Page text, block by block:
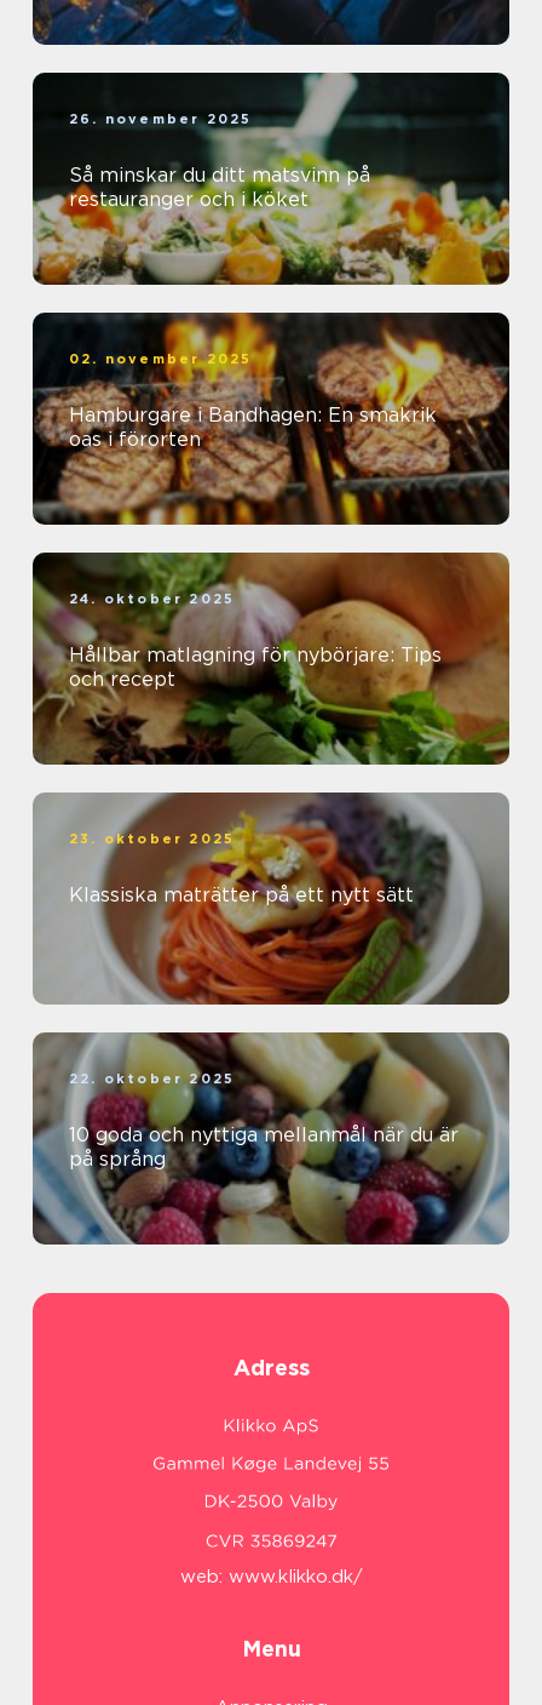
26. november 2025
Så minskar du ditt matsvinn på
restauranger och i köket
02. november 2025
Hamburgare i Bandhagen: En smakrik
oas i förorten
24. oktober 2025
Hållbar matlagning för nybörjare: Tips
och recept
23. oktober 2025
Klassiska maträtter på ett nytt sätt
22. oktober 2025
10 goda och nyttiga mellanmål när du är
på språng
Adress
web: www.klikko.dk/
Menu